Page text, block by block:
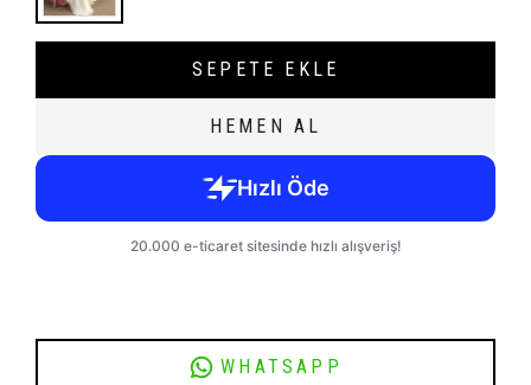
SEPETE EKLE
HEMEN AL
WHATSAPP